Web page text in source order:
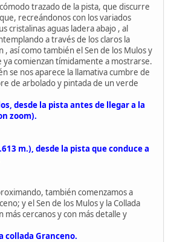
trazado de la pista, que discurre
recreándonos con los variados
cristalinas aguas ladera abajo , al
a través de los claros la
, así como también el Sen de los Mulos y
ya comienzan tímidamente a mostrarse.
se nos aparece la llamativa cumbre de
de arbolado y pintada de un verde
desde la pista antes de llegar a la
zoom).
m.), desde la pista que conduce a
también comenzamos a
y el Sen de los Mulos y la Collada
más cercanos y con más detalle y
collada Granceno.